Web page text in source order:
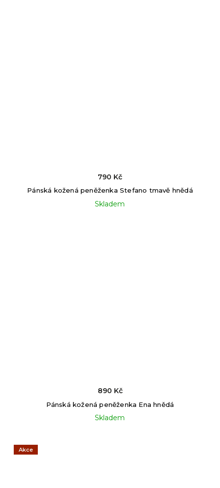
Pánská kožená peněženka Stefano tmavě hnědá
Skladem
790 Kč
Pánská kožená peněženka Ena hnědá
Skladem
890 Kč
Akce